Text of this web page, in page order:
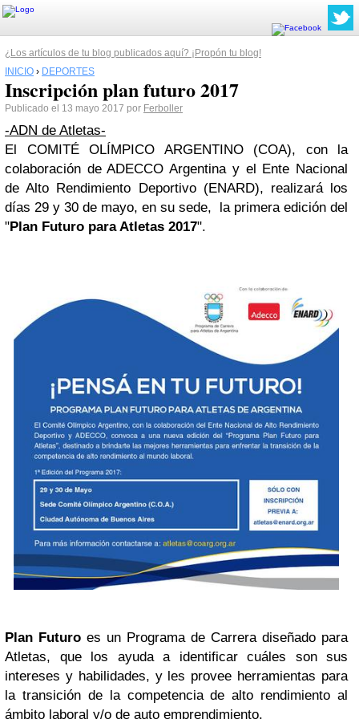
¿Los artículos de tu blog publicados aquí? ¡Propón tu blog!
INICIO › DEPORTES
Inscripción plan futuro 2017
Publicado el 13 mayo 2017 por Ferboller
-ADN de Atletas-
El COMITÉ OLÍMPICO ARGENTINO
(COA), con la
colaboración de ADECCO Argentina y el Ente Nacional
de Alto Rendimiento Deportivo (ENARD), realizará los
días 29 y 30 de mayo, en su sede, la primera edición del
"Plan Futuro para Atletas 2017".
Plan Futuro es un Programa de Carrera diseñado para
Atletas, que los ayuda a identificar cuáles son sus
intereses y habilidades, y les provee herramientas para
la transición de la competencia de alto rendimiento al
ámbito laboral y/o de auto emprendimiento.